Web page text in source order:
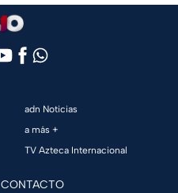
adn Noticias
a más +
TV Azteca Internacional
CONTACTO